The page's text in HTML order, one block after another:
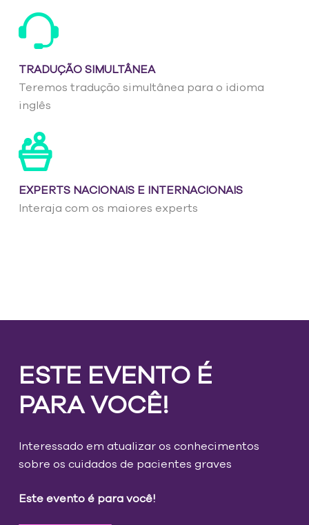
TRADUÇÃO SIMULTÂNEA
Teremos tradução simultânea para o idioma
inglês
EXPERTS NACIONAIS E INTERNACIONAIS
Interaja com os maiores experts
ESTE EVENTO É
PARA VOCÊ!
Interessado em atualizar os conhecimentos
sobre os cuidados de pacientes graves
Este evento é para você!